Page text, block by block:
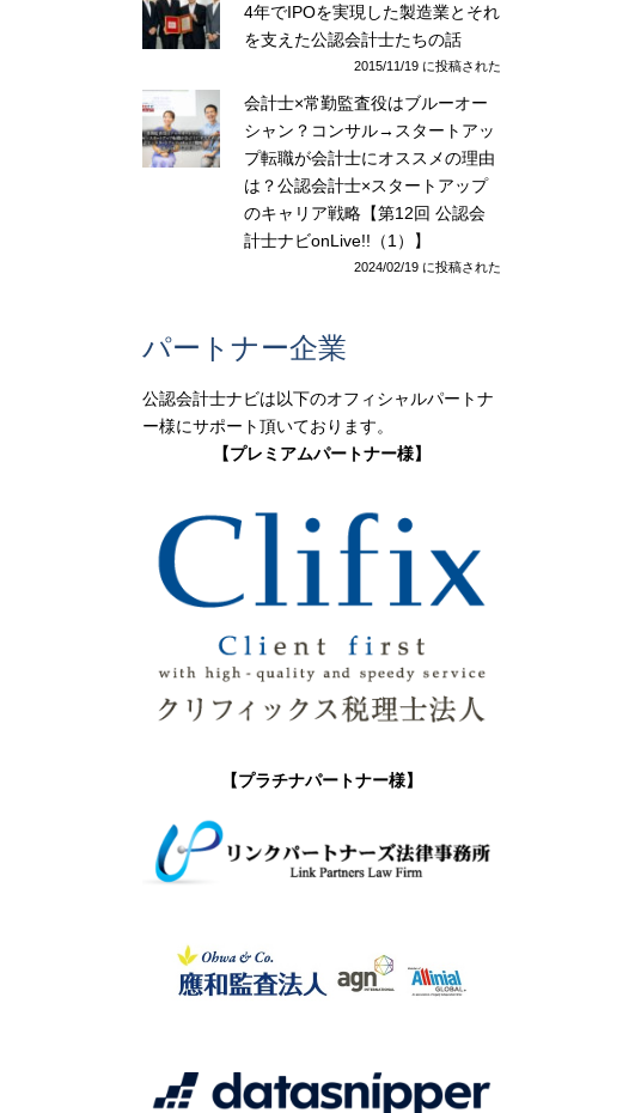
4年でIPOを実現した製造業とそれ
を支えた公認会計士たちの話
2015/11/19 に投稿された
会計士×常勤監査役はブルーオー
シャン？コンサル→スタートアッ
プ転職が会計士にオススメの理由
は？公認会計士×スタートアップ
のキャリア戦略【第12回 公認会
計士ナビonLive!!（1）】
2024/02/19 に投稿された
パートナー企業
公認会計士ナビは以下のオフィシャルパートナ
ー様にサポート頂いております。
【プレミアムパートナー様】
【プラチナパートナー様】